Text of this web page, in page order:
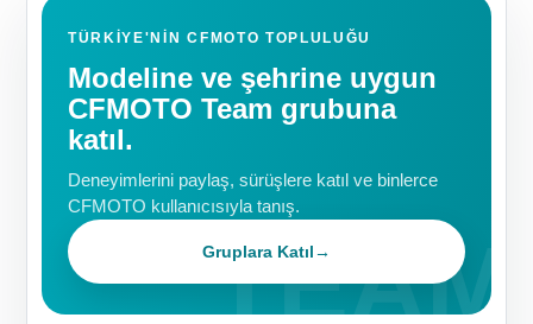
TÜRKIYE'NIN CFMOTO TOPLULUĞU
Modeline ve şehrine uygun
CFMOTO Team grubuna
katıl.
Deneyimlerini paylaş, sürüşlere katıl ve binlerce
CFMOTO kullanıcısıyla tanış.
Gruplara Katıl→